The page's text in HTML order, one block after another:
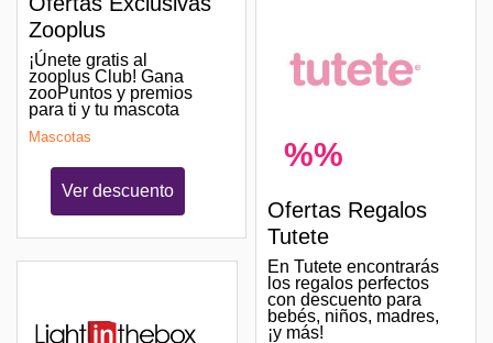
Zooplus
¡Únete gratis al
zooplus Club! Gana
zooPuntos y premios
para ti y tu mascota
Mascotas
Ver descuento
%%
Ofertas Regalos
Tutete
En Tutete encontrarás
los regalos perfectos
con descuento para
bebés, niños, madres,
¡y más!